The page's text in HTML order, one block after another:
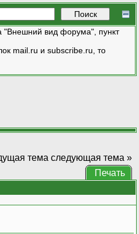
"Внешний вид форума", пункт
mail.ru и subscribe.ru, то
тема следующая тема »
Печать